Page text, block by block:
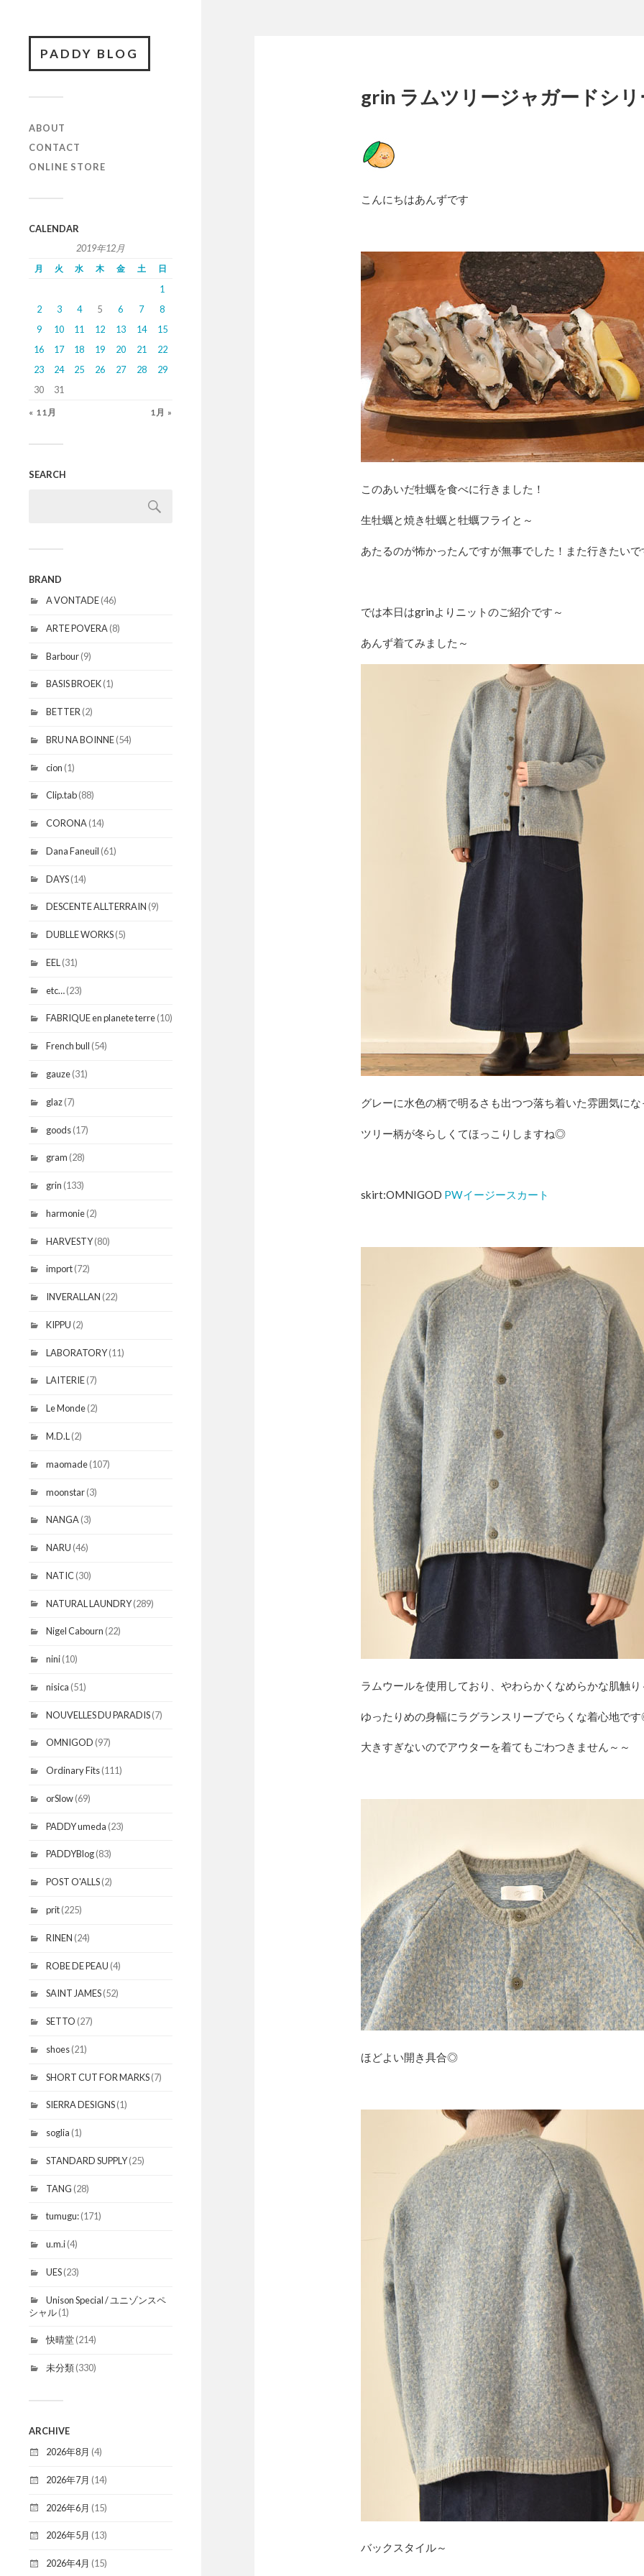
PADDY BLOG
ABOUT
CONTACT
ONLINE STORE
CALENDAR
2019年12月
月 火 水 木 金 土 日
1
2
3 4 5 6 7
8
9
10 11 12 13 14
15
16
17 18 19 20 21
22
23
24 25 26 27 28
29
30
31
« 11月 1月 »
SEARCH
BRAND
A VONTADE(46)
ARTE POVERA (8)
Barbour(9)
BASIS BROEK(1)
BETTER (2)
BRU NA BOINNE(54)
cion (1)
Clip.tab(88)
CORONA (14)
Dana Faneuil (61)
DAYS(14)
DESCENTE ALLTERRAIN (9)
DUBLLE WORKS(5)
EEL (31)
etc…(23)
FABRIQUE en planete terre(10)
French bull (54)
gauze(31)
glaz(7)
goods(17)
gram (28)
grin (133)
harmonie(2)
HARVESTY(80)
import(72)
INVERALLAN (22)
KIPPU (2)
LABORATORY(11)
LAITERIE(7)
Le Monde(2)
M.D.L (2)
maomade(107)
moonstar(3)
NANGA(3)
NARU (46)
NATIC(30)
NATURAL LAUNDRY(289)
Nigel Cabourn (22)
nini(10)
nisica (51)
NOUVELLES DU PARADIS(7)
OMNIGOD (97)
Ordinary Fits(111)
orSlow(69)
PADDY umeda (23)
PADDYBlog(83)
POST O'ALLS(2)
prit(225)
RINEN (24)
ROBE DE PEAU (4)
SAINT JAMES(52)
SETTO (27)
shoes(21)
SHORT CUT FOR MARKS(7)
SIERRA DESIGNS(1)
soglia (1)
STANDARD SUPPLY(25)
TANG (28)
tumugu:(171)
u.m.i(4)
UES(23)
Unison Special / ユニゾンスペ
シャル(1)
快晴堂(214)
未分類(330)
ARCHIVE
2026年8月 (4)
2026年7月 (14)
2026年6月 (15)
2026年5月 (13)
2026年4月 (15)
grin ラムツリージャガードシ
こんにちはあんずです
このあいだ牡蠣を食べに行きました！
生牡蠣と焼き牡蠣と牡蠣フライと～
あたるのが怖かったんですが無事でした！また行きたいで
では本日はgrinよりニットのご紹介です～
あんず着てみました～
グレーに水色の柄で明るさも出つつ落ち着いた雰囲気に
ツリー柄が冬らしくてほっこりしますね◎
skirt:OMNIGOD PWイージースカート
ラムウールを使用しており、やわらかくなめらかな肌触り
ゆったりめの身幅にラグランスリーブでらくな着心地で
大きすぎないのでアウターを着てもごわつきません～～
ほどよい開き具合◎
バックスタイル～